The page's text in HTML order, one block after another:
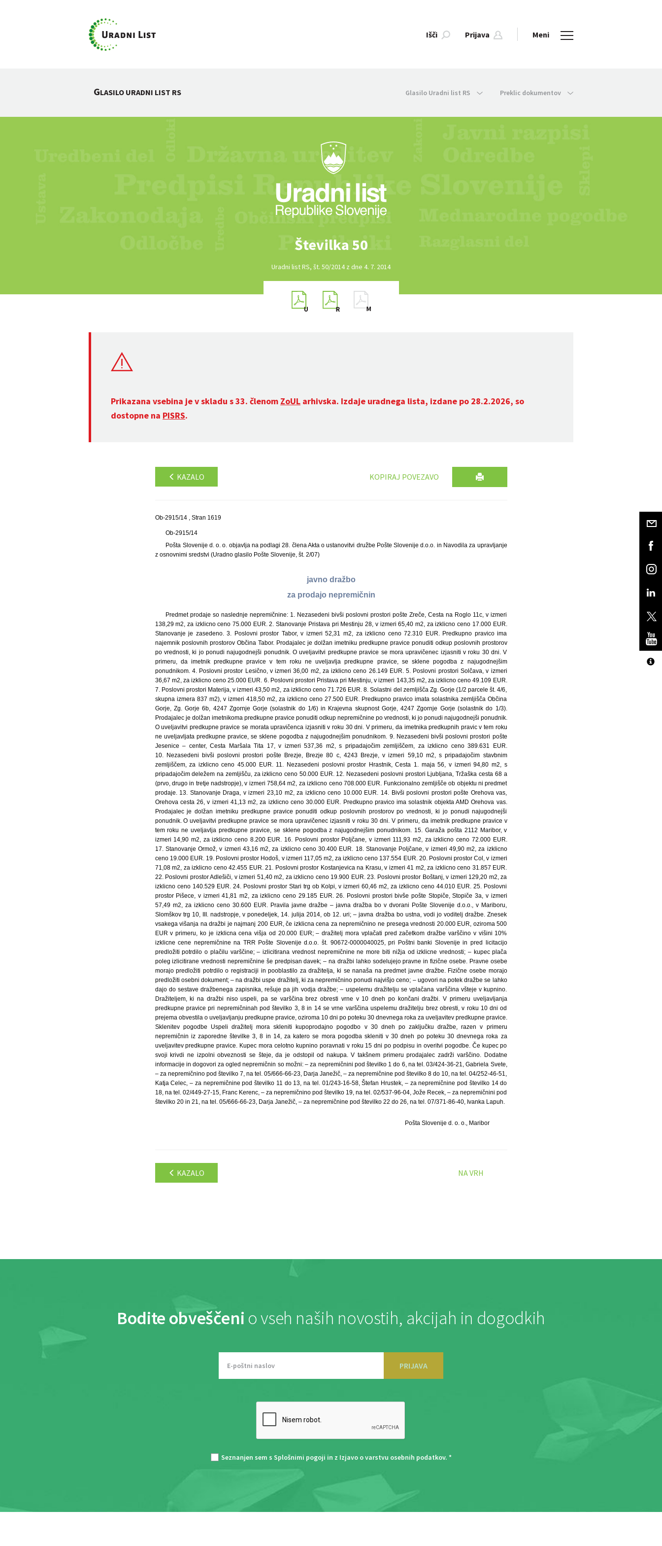
Išči Prijava Meni
GLASILO URADNI LIST RS Glasilo Uradni list RS Preklic dokumentov
Številka 50
Uradni list RS, št. 50/2014 z dne 4. 7. 2014
Prikazana vsebina je v skladu s 33. členom ZoUL arhivska. Izdaje uradnega lista, izdane po 28.2.2026, so
dostopne na PISRS.
KAZALO KOPIRAJ POVEZAVO
Ob-2915/14 , Stran 1619
Ob-2915/14
Pošta Slovenije d. o. o. objavlja na podlagi 28. člena Akta o ustanovitvi družbe Pošte Slovenije d.o.o. in Navodila za upravljanje
z osnovnimi sredstvi (Uradno glasilo Pošte Slovenije, št. 2/07)
javno dražbo
za prodajo nepremičnin
Predmet prodaje so naslednje nepremičnine: 1. Nezasedeni bivši poslovni prostori pošte Zreče, Cesta na Roglo 11c, v izmeri
138,29 m2, za izklicno ceno 75.000 EUR. 2. Stanovanje Pristava pri Mestinju 28, v izmeri 65,40 m2, za izklicno ceno 17.000 EUR.
Stanovanje je zasedeno. 3. Poslovni prostor Tabor, v izmeri 52,31 m2, za izklicno ceno 72.310 EUR. Predkupno pravico ima
najemnik poslovnih prostorov Občina Tabor. Prodajalec je dolžan imetniku predkupne pravice ponuditi odkup poslovnih prostorov
po vrednosti, ki jo ponudi najugodnejši ponudnik. O uveljavitvi predkupne pravice se mora upravičenec izjasniti v roku 30 dni. V
primeru, da imetnik predkupne pravice v tem roku ne uveljavlja predkupne pravice, se sklene pogodba z najugodnejšim
ponudnikom. 4. Poslovni prostor Lesično, v izmeri 36,00 m2, za izklicno ceno 26.149 EUR. 5. Poslovni prostori Solčava, v izmeri
36,67 m2, za izklicno ceno 25.000 EUR. 6. Poslovni prostori Pristava pri Mestinju, v izmeri 143,35 m2, za izklicno ceno 49.109 EUR.
7. Poslovni prostori Materija, v izmeri 43,50 m2, za izklicno ceno 71.726 EUR. 8. Solastni del zemljišča Zg. Gorje (1/2 parcele št. 4/6,
skupna izmera 837 m2), v izmeri 418,50 m2, za izklicno ceno 27.500 EUR. Predkupno pravico imata solastnika zemljišča Občina
Gorje, Zg. Gorje 6b, 4247 Zgornje Gorje (solastnik do 1/6) in Krajevna skupnost Gorje, 4247 Zgornje Gorje (solastnik do 1/3).
Prodajalec je dolžan imetnikoma predkupne pravice ponuditi odkup nepremičnine po vrednosti, ki jo ponudi najugodnejši ponudnik.
O uveljavitvi predkupne pravice se morata upravičenca izjasniti v roku 30 dni. V primeru, da imetnika predkupnih pravic v tem roku
ne uveljavljata predkupne pravice, se sklene pogodba z najugodnejšim ponudnikom. 9. Nezasedeni bivši poslovni prostori pošte
Jesenice – center, Cesta Maršala Tita 17, v izmeri 537,36 m2, s pripadajočim zemljiščem, za izklicno ceno 389.631 EUR.
10. Nezasedeni bivši poslovni prostori pošte Brezje, Brezje 80 c, 4243 Brezje, v izmeri 59,10 m2, s pripadajočim stavbnim
zemljiščem, za izklicno ceno 45.000 EUR. 11. Nezasedeni poslovni prostor Hrastnik, Cesta 1. maja 56, v izmeri 94,80 m2, s
pripadajočim deležem na zemljišču, za izklicno ceno 50.000 EUR. 12. Nezasedeni poslovni prostori Ljubljana, Tržaška cesta 68 a
(prvo, drugo in tretje nadstropje), v izmeri 758,64 m2, za izklicno ceno 708.000 EUR. Funkcionalno zemljišče ob objektu ni predmet
prodaje. 13. Stanovanje Draga, v izmeri 23,10 m2, za izklicno ceno 10.000 EUR. 14. Bivši poslovni prostori pošte Orehova vas,
Orehova cesta 26, v izmeri 41,13 m2, za izklicno ceno 30.000 EUR. Predkupno pravico ima solastnik objekta AMD Orehova vas.
Prodajalec je dolžan imetniku predkupne pravice ponuditi odkup poslovnih prostorov po vrednosti, ki jo ponudi najugodnejši
ponudnik. O uveljavitvi predkupne pravice se mora upravičenec izjasniti v roku 30 dni. V primeru, da imetnik predkupne pravice v
tem roku ne uveljavlja predkupne pravice, se sklene pogodba z najugodnejšim ponudnikom. 15. Garaža pošta 2112 Maribor, v
izmeri 14,90 m2, za izklicno ceno 8.200 EUR. 16. Poslovni prostor Poljčane, v izmeri 111,93 m2, za izklicno ceno 72.000 EUR.
17. Stanovanje Ormož, v izmeri 43,16 m2, za izklicno ceno 30.400 EUR. 18. Stanovanje Poljčane, v izmeri 49,90 m2, za izklicno
ceno 19.000 EUR. 19. Poslovni prostor Hodoš, v izmeri 117,05 m2, za izklicno ceno 137.554 EUR. 20. Poslovni prostor Col, v izmeri
71,08 m2, za izklicno ceno 42.455 EUR. 21. Poslovni prostor Kostanjevica na Krasu, v izmeri 41 m2, za izklicno ceno 31.857 EUR.
22. Poslovni prostor Adlešiči, v izmeri 51,40 m2, za izklicno ceno 19.900 EUR. 23. Poslovni prostor Boštanj, v izmeri 129,20 m2, za
izklicno ceno 140.529 EUR. 24. Poslovni prostor Stari trg ob Kolpi, v izmeri 60,46 m2, za izklicno ceno 44.010 EUR. 25. Poslovni
prostor Pišece, v izmeri 41,81 m2, za izklicno ceno 29.185 EUR. 26. Poslovni prostori bivše pošte Stopiče, Stopiče 3a, v izmeri
57,49 m2, za izklicno ceno 30.600 EUR. Pravila javne dražbe – javna dražba bo v dvorani Pošte Slovenije d.o.o., v Mariboru,
Slomškov trg 10, III. nadstropje, v ponedeljek, 14. julija 2014, ob 12. uri; – javna dražba bo ustna, vodi jo voditelj dražbe. Znesek
vsakega višanja na dražbi je najmanj 200 EUR, če izklicna cena za nepremičnino ne presega vrednosti 20.000 EUR, oziroma 500
EUR v primeru, ko je izklicna cena višja od 20.000 EUR; – dražitelj mora vplačati pred začetkom dražbe varščino v višini 10%
izklicne cene nepremičnine na TRR Pošte Slovenije d.o.o. št. 90672-0000040025, pri Poštni banki Slovenije in pred licitacijo
predložiti potrdilo o plačilu varščine; – izlicitirana vrednost nepremičnine ne more biti nižja od izklicne vrednosti; – kupec plača
poleg izlicitirane vrednosti nepremičnine še predpisan davek; – na dražbi lahko sodelujejo pravne in fizične osebe. Pravne osebe
morajo predložiti potrdilo o registraciji in pooblastilo za dražitelja, ki se nanaša na predmet javne dražbe. Fizične osebe morajo
predložiti osebni dokument; – na dražbi uspe dražitelj, ki za nepremičnino ponudi najvišjo ceno; – ugovori na potek dražbe se lahko
dajo do sestave dražbenega zapisnika, rešuje pa jih vodja dražbe; – uspelemu dražitelju se vplačana varščina všteje v kupnino.
Dražiteljem, ki na dražbi niso uspeli, pa se varščina brez obresti vrne v 10 dneh po končani dražbi. V primeru uveljavljanja
predkupne pravice pri nepremičninah pod številko 3, 8 in 14 se vrne varščina uspelemu dražitelju brez obresti, v roku 10 dni od
prejema obvestila o uveljavljanju predkupne pravice, oziroma 10 dni po poteku 30 dnevnega roka za uveljavitev predkupne pravice.
Sklenitev pogodbe Uspeli dražitelj mora skleniti kupoprodajno pogodbo v 30 dneh po zaključku dražbe, razen v primeru
nepremičnin iz zaporedne številke 3, 8 in 14, za katero se mora pogodba skleniti v 30 dneh po poteku 30 dnevnega roka za
uveljavitev predkupne pravice. Kupec mora celotno kupnino poravnati v roku 15 dni po podpisu in overitvi pogodbe. Če kupec po
svoji krivdi ne izpolni obveznosti se šteje, da je odstopil od nakupa. V takšnem primeru prodajalec zadrži varščino. Dodatne
informacije in dogovori za ogled nepremičnin so možni: – za nepremičnini pod številko 1 do 6, na tel. 03/424-36-21, Gabriela Svete,
– za nepremičnino pod številko 7, na tel. 05/666-66-23, Darja Janežič, – za nepremičnine pod številko 8 do 10, na tel. 04/252-46-51,
Katja Celec, – za nepremičnine pod številko 11 do 13, na tel. 01/243-16-58, Štefan Hrustek, – za nepremičnine pod številko 14 do
18, na tel. 02/449-27-15, Franc Kerenc, – za nepremičnino pod številko 19, na tel. 02/537-96-04, Jože Recek, – za nepremičnini pod
številko 20 in 21, na tel. 05/666-66-23, Darja Janežič, – za nepremičnine pod številko 22 do 26, na tel. 07/371-86-40, Ivanka Lapuh.
Pošta Slovenije d. o. o., Maribor
KAZALO NA VRH
Bodite obveščeni o vseh naših novostih, akcijah in dogodkih
PRIJAVA
Seznanjen sem s Splošnimi pogoji in z Izjavo o varstvu osebnih podatkov. *